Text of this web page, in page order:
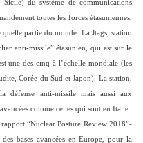
du système de communications
toutes les forces étasuniennes,
partie du monde. La Jtags, station
anti-missile” étasunien, qui est sur le
une des cinq à l’échelle mondiale (les
Corée du Sud et Japon). La station,
défense anti-missile mais aussi aux
comme celles qui sont en Italie.
“Nuclear Posture Review 2018”-
bases avancées en Europe, pour la